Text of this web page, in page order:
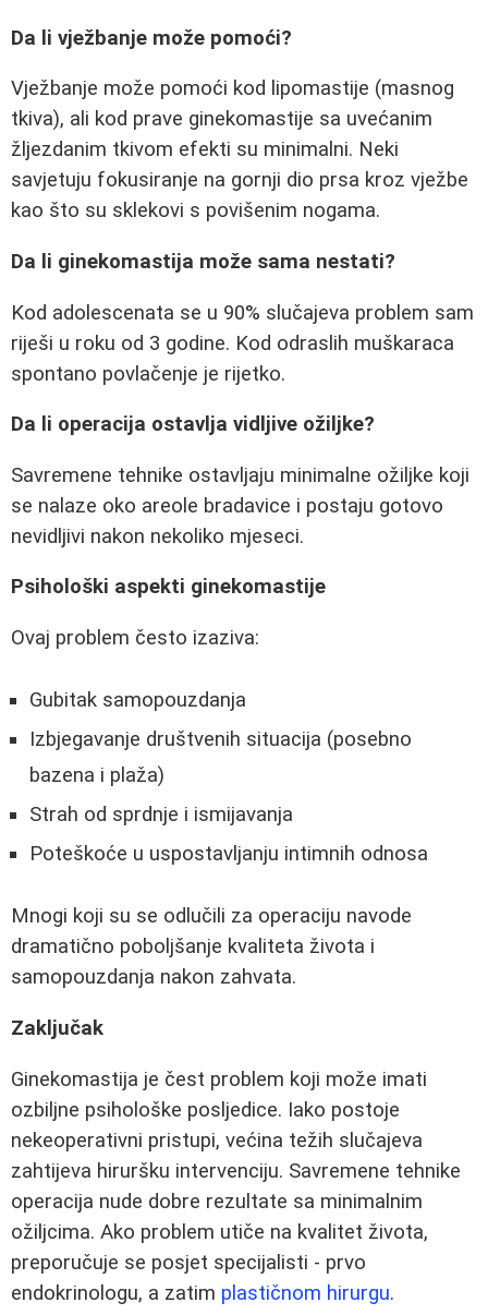
Da li vježbanje može pomoći?
Vježbanje može pomoći kod lipomastije (masnog
tkiva), ali kod prave ginekomastije sa uvećanim
žljezdanim tkivom efekti su minimalni. Neki
savjetuju fokusiranje na gornji dio prsa kroz vježbe
kao što su sklekovi s povišenim nogama.
Da li ginekomastija može sama nestati?
Kod adolescenata se u 90% slučajeva problem sam
riješi u roku od 3 godine. Kod odraslih muškaraca
spontano povlačenje je rijetko.
Da li operacija ostavlja vidljive ožiljke?
Savremene tehnike ostavljaju minimalne ožiljke koji
se nalaze oko areole bradavice i postaju gotovo
nevidljivi nakon nekoliko mjeseci.
Psihološki aspekti ginekomastije
Ovaj problem često izaziva:
Gubitak samopouzdanja
Izbjegavanje društvenih situacija (posebno
bazena i plaža)
Strah od sprdnje i ismijavanja
Poteškoće u uspostavljanju intimnih odnosa
Mnogi koji su se odlučili za operaciju navode
dramatično poboljšanje kvaliteta života i
samopouzdanja nakon zahvata.
Zaključak
Ginekomastija je čest problem koji može imati
ozbiljne psihološke posljedice. Iako postoje
nekeoperativni pristupi, većina težih slučajeva
zahtijeva hiruršku intervenciju. Savremene tehnike
operacija nude dobre rezultate sa minimalnim
ožiljcima. Ako problem utiče na kvalitet života,
preporučuje se posjet specijalisti - prvo
endokrinologu, a zatim plastičnom hirurgu.